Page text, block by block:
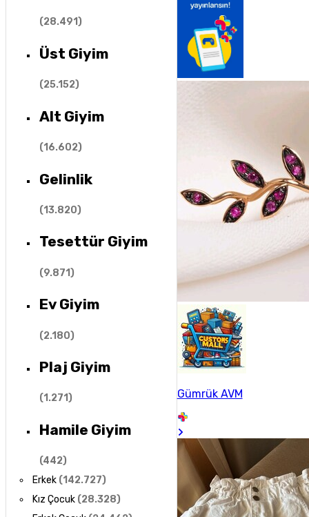
(28.491)
Üst Giyim
(25.152)
Alt Giyim
(16.602)
Gelinlik
(13.820)
Tesettür Giyim
(9.871)
Ev Giyim
(2.180)
Plaj Giyim
(1.271)
Hamile Giyim
(442)
Erkek (142.727)
Kız Çocuk (28.328)
Gümrük AVM